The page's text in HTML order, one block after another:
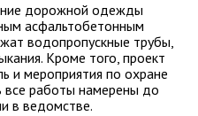
дорожной одежды
асфальтобетонным
водопропускные трубы,
Кроме того, проект
и мероприятия по охране
работы намерены до
в ведомстве.